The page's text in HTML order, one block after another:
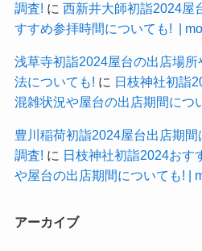
調査! に 西新井大師初詣2024屋
すすめ参拝時間についても! |
浅草寺初詣2024屋台の出店場
法についても! に 日枝神社初詣
混雑状況や屋台の出店期間につ
豊川稲荷初詣2024屋台出店期
調査! に 日枝神社初詣2024おす
や屋台の出店期間についても! |
アーカイブ